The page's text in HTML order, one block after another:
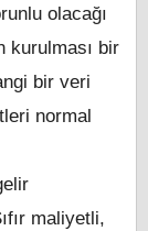
olacağı
kurulması bir
bir veri
normal
maliyetli,